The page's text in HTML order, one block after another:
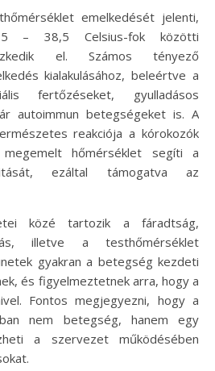
emelkedését jelenti,
– 38,5 Celsius-fok közötti
el. Számos tényező
kialakulásához, beleértve a
fertőzéseket, gyulladásos
autoimmun betegségeket is. A
reakciója a kórokozók
hőmérséklet segíti a
ezáltal támogatva az
közé tartozik a fáradtság,
illetve a testhőmérséklet
gyakran a betegség kezdeti
és figyelmeztetnek arra, hogy a
Fontos megjegyezni, hogy a
nem betegség, hanem egy
a szervezet működésében